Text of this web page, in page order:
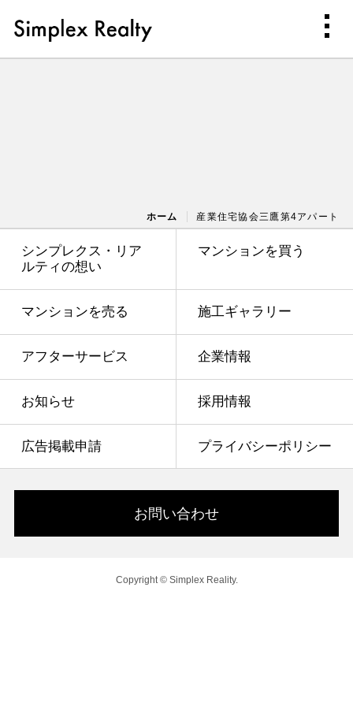
ホーム 産業住宅協会三鷹第4アパート
シンプレクス・リア
ルティの想い
マンションを買う
マンションを売る 施工ギャラリー
アフターサービス 企業情報
お知らせ 採用情報
広告掲載申請 プライバシーポリシー
お問い合わせ
Copyright © Simplex Reality.